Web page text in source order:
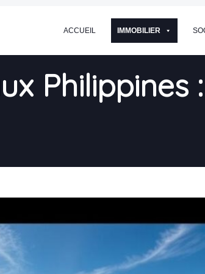
ACCUEIL IMMOBILIER
Philippines